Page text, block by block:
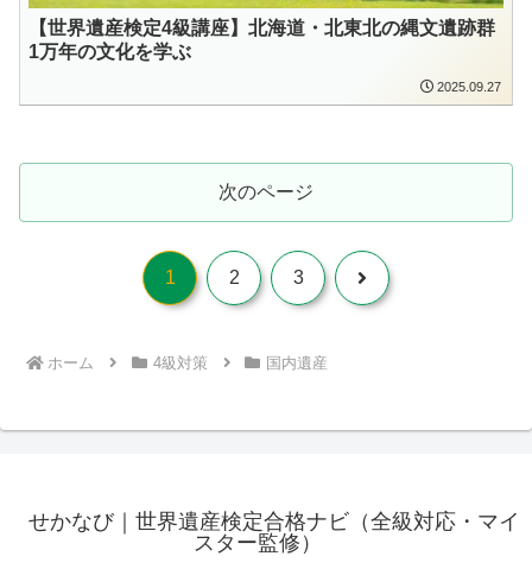
【世界遺産検定4級講座】北海道・北東北の縄文遺跡群
1万年の文化を学ぶ
2025.09.27
次のページ
1 2 3 次
ホーム 4級対策 国内遺産
せかなび｜世界遺産検定合格ナビ（全級対応・マイ
スター監修）